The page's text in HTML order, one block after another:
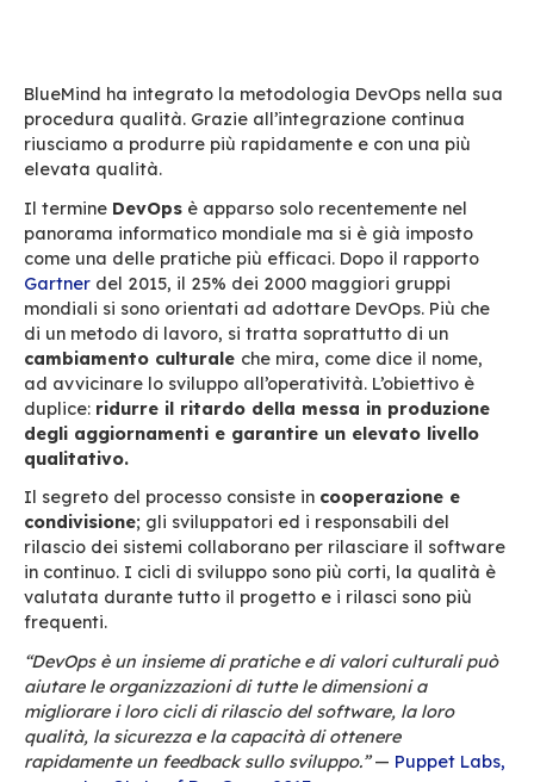
BlueMind ha integrato la metodologia DevOps
procedura qualità. Grazie all’integrazione
riusciamo a produrre più rapidamente e con
elevata qualità.
Il
e
è apparso solo
panorama informatico mondiale ma si è già
come una delle pratiche più efficaci. Dopo il
Gartner d el2015,il25% dei2000maggiori
mondiali si sono orientati ad adottare
di un metodo di lavoro, si tratta soprattutto di
cambiamento culturaleche mira, come dice
ad avvicinare lo sviluppo all’operatività. L’
duplice:ridurre il ritardo della messa in
degli aggiornamenti e garantire un elevato